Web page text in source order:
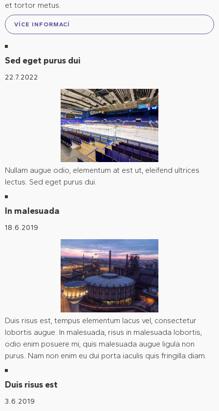
et tortor metus.
VÍCE INFORMACÍ
Sed eget purus dui
22.7.2022
Nullam augue odio, elementum at est ut, eleifend ultrices
lectus. Sed eget purus dui.
In malesuada
18.6.2019
Duis risus est, tempus elementum lacus vel, consectetur
lobortis augue. In malesuada, risus in malesuada lobortis,
odio enim posuere mi, quis malesuada augue ligula non
purus. Nam non enim eu dui porta iaculis quis fringilla diam.
Duis risus est
3.6.2019